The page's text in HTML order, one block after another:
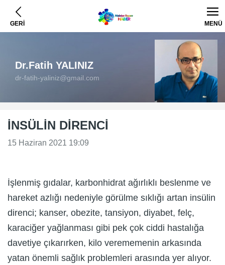
GERİ MENÜ
Dr.Fatih YALINIZ
dr-fatih-yaliniz@gmail.com
İNSÜLİN DİRENCİ
15 Haziran 2021 19:09
İşlenmiş gıdalar, karbonhidrat ağırlıklı beslenme ve
hareket azlığı nedeniyle görülme sıklığı artan insülin
direnci; kanser, obezite, tansiyon, diyabet, felç,
karaciğer yağlanması gibi pek çok ciddi hastalığa
davetiye çıkarırken, kilo verememenin arkasında
yatan önemli sağlık problemleri arasında yer alıyor.